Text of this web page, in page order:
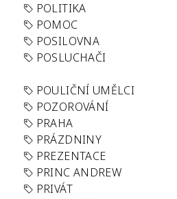
POLITIKA
POMOC
POSILOVNA
POSLUCHAČI
POULIČNÍ UMĚLCI
POZOROVÁNÍ
PRAHA
PRÁZDNINY
PREZENTACE
PRINC ANDREW
PRIVÁT